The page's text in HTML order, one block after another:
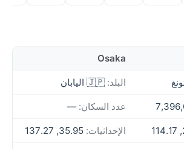
Osaka
البلد: 🇯🇵 اليابان
عدد السكان: —
الإحداثيات: